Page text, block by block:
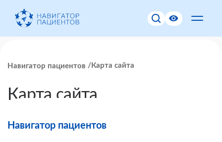
Навигатор пациентов Карта сайта
Карта сайта
Навигатор пациентов